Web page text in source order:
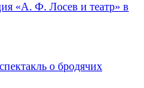
«А. Ф. Лосев и театр» в
о бродячих